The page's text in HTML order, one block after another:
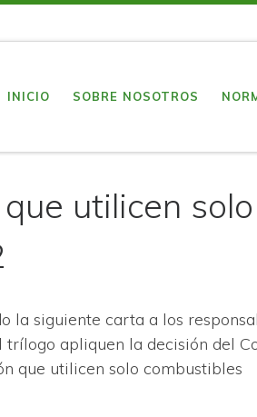
INICIO SOBRE NOSOTROS
utilicen solo
la siguiente carta a los
apliquen la decisión del
que utilicen solo combustibles